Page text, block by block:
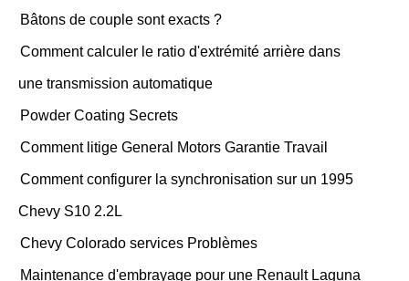
Bâtons de couple sont exacts ?
Comment calculer le ratio d'extrémité arrière dans
une transmission automatique
Powder Coating Secrets
Comment litige General Motors Garantie Travail
Comment configurer la synchronisation sur un 1995
Chevy S10 2.2L
Chevy Colorado services Problèmes
Maintenance d'embrayage pour une Renault Laguna